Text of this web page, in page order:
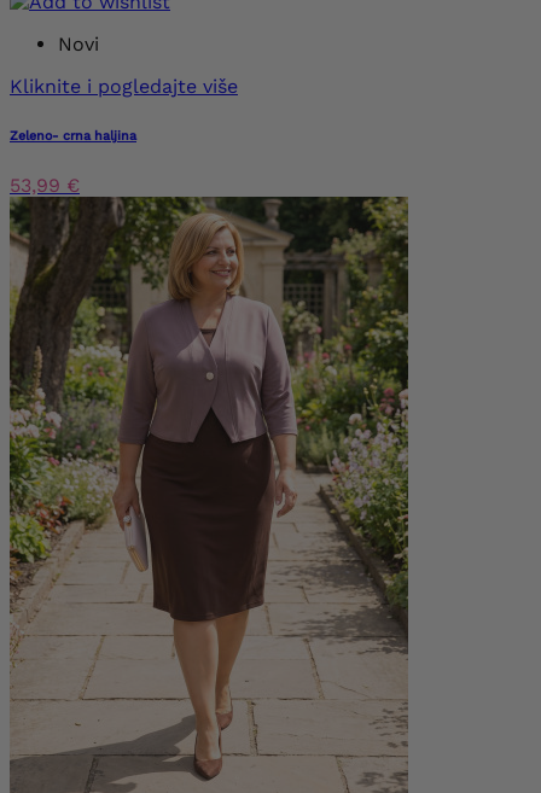
Novi
Kliknite i pogledajte više
Zeleno- crna haljina
53,99 €